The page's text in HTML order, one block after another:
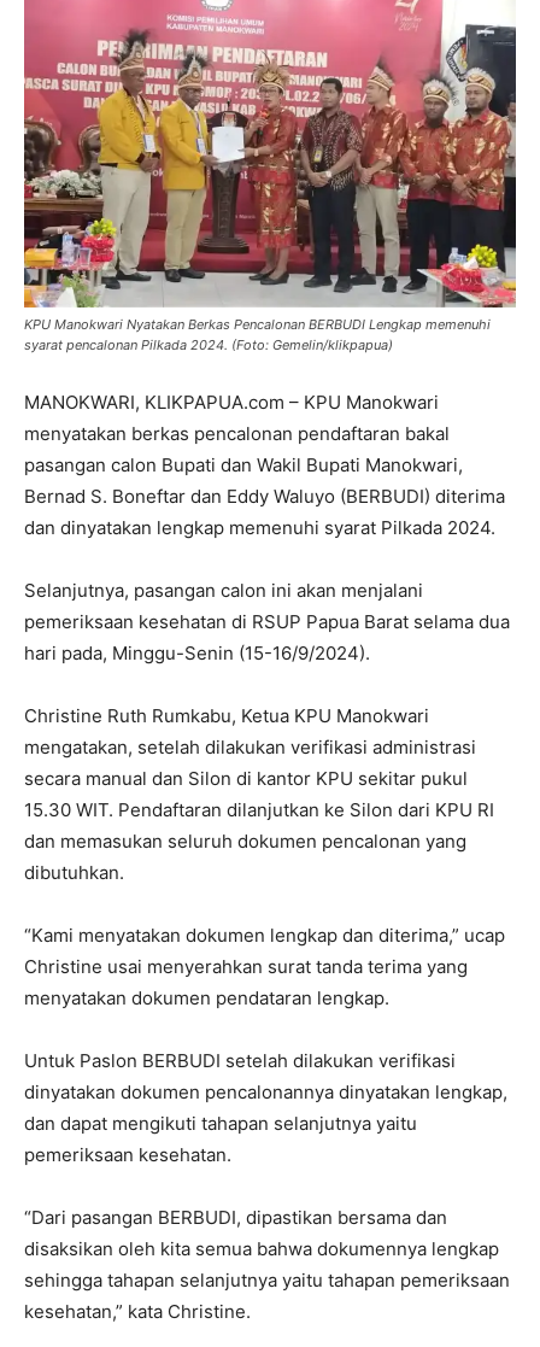
KPU Manokwari Nyatakan Berkas Pencalonan BERBUDI Lengkap memenuhi
syarat pencalonan Pilkada 2024. (Foto: Gemelin/klikpapua)
MANOKWARI, KLIKPAPUA.com – KPU Manokwari
menyatakan berkas pencalonan pendaftaran bakal
pasangan calon Bupati dan Wakil Bupati Manokwari,
Bernad S. Boneftar dan Eddy Waluyo (BERBUDI) diterima
dan dinyatakan lengkap memenuhi syarat Pilkada 2024.
Selanjutnya, pasangan calon ini akan menjalani
pemeriksaan kesehatan di RSUP Papua Barat selama dua
hari pada, Minggu-Senin (15-16/9/2024).
Christine Ruth Rumkabu, Ketua KPU Manokwari
mengatakan, setelah dilakukan verifikasi administrasi
secara manual dan Silon di kantor KPU sekitar pukul
15.30 WIT. Pendaftaran dilanjutkan ke Silon dari KPU RI
dan memasukan seluruh dokumen pencalonan yang
dibutuhkan.
“Kami menyatakan dokumen lengkap dan diterima,” ucap
Christine usai menyerahkan surat tanda terima yang
menyatakan dokumen pendataran lengkap.
Untuk Paslon BERBUDI setelah dilakukan verifikasi
dinyatakan dokumen pencalonannya dinyatakan lengkap,
dan dapat mengikuti tahapan selanjutnya yaitu
pemeriksaan kesehatan.
“Dari pasangan BERBUDI, dipastikan bersama dan
disaksikan oleh kita semua bahwa dokumennya lengkap
sehingga tahapan selanjutnya yaitu tahapan pemeriksaan
kesehatan,” kata Christine.